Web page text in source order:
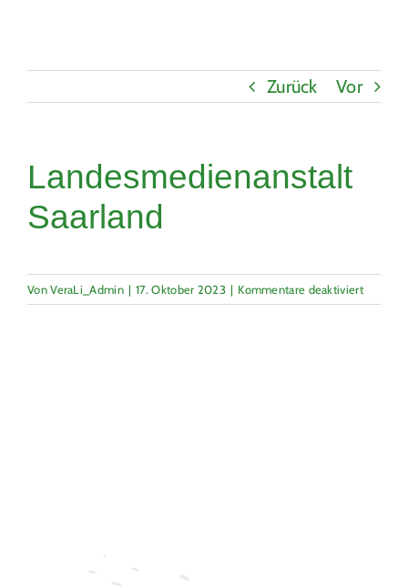
Zurück Vor
Landesmedienanstalt
Saarland
VonVeraLi_Admin | 17. Oktober 2023 | Kommentare deaktiviertfür